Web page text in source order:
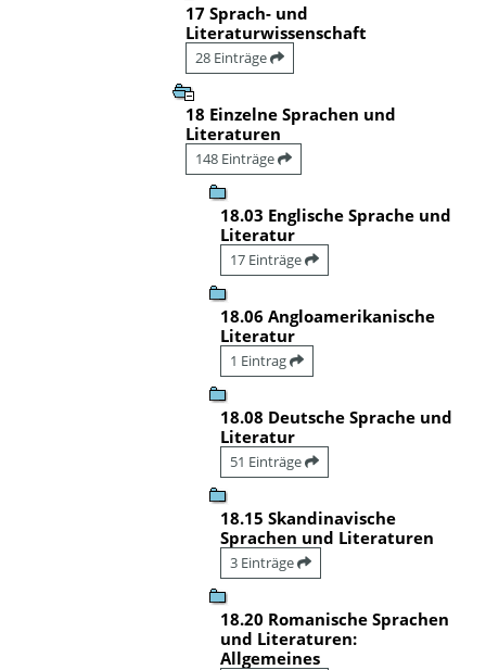
17 Sprach- und
Literaturwissenschaft
28 Einträge
18 Einzelne Sprachen und
Literaturen
148 Einträge
18.03 Englische Sprache und
Literatur
17 Einträge
18.06 Angloamerikanische
Literatur
1 Eintrag
18.08 Deutsche Sprache und
Literatur
51 Einträge
18.15 Skandinavische
Sprachen und Literaturen
3 Einträge
18.20 Romanische Sprachen
und Literaturen:
Allgemeines